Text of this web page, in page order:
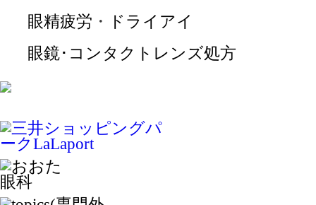
眼精疲労 ・
ドライアイ
眼鏡･コンタクトレンズ処方